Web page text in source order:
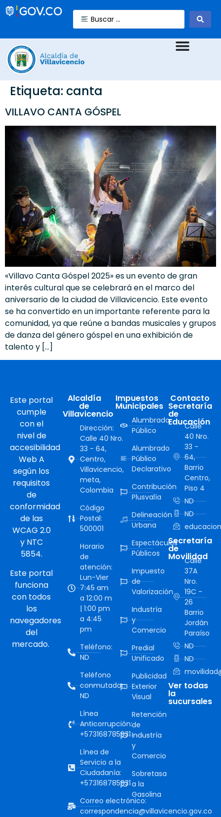
Etiqueta: canta
VILLAVO CANTA GÓSPEL
«Villavo Canta Góspel 2025» es un evento de gran
interés cultural que se celebrará en el marco del
aniversario de la ciudad de Villavicencio. Este evento
se ha convertido en un importante referente para la
comunidad, ya que reúne a bandas musicales y grupos
de danza del género góspel en una exhibición de
talento y […]
Este portal
cumple
con el
nivel de
accesibilidad
Web A
según los
requisitos
de
conformidad
de las
WCAG 2.0
y NTC
5854.
Este portal
funciona
con todos
los
navegadores
del
mercado.
Alcaldía
de
Villavicencio
Dirección:
Calle 40 Nro.
33 - 64,
Centro,
Villavicencio,
meta,
Colombia
Código
Postal:
500001
Horario
de
atención:
Lun-Vier
7:45 am
a 12:00 m
| 1:00 pm
a 4:45
pm
Teléfono:
ND
Teléfono
conmutador:
ND
Línea
Anticorrupción:
+573168785931
Línea de
Servicio a la
Ciudadanía:
+573168785931
Correo electrónico:
correspondencia@villavicencio.gov.co
Impuestos
Municipales
Alumbrado
Público
Alumbrado
Público
Declarativo
Contribución
Plusvalía
Delineación
Urbana
Espectáculos
Públicos
Impuesto
de
Valorización
Industría
y
Comercio
Predial
Unificado
Publicidad
Exterior
Visual
Retención
de
Industría
y
Comercio
Sobretasa
a la
Gasolina
Contacto
Secretaría
de
Educación
Calle
40 Nro.
33 -
64,
Barrio
Centro,
Piso 4
ND
ND
Secretaría
de
Movilidad
Calle
37A
Nro.
19C -
26
Barrio
Jordán
Paraíso
ND
ND
Ver todas
la
sucursales